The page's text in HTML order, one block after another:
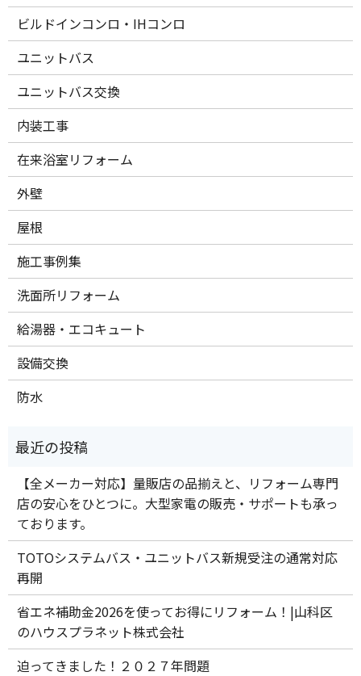
ビルドインコンロ・IHコンロ
ユニットバス
ユニットバス交換
内装工事
在来浴室リフォーム
外壁
屋根
施工事例集
洗面所リフォーム
給湯器・エコキュート
設備交換
防水
【全メーカー対応】量販店の品揃えと、リフォーム専門
店の安心をひとつに。大型家電の販売・サポートも承っ
ております。
TOTOシステムバス・ユニットバス新規受注の通常対応
再開
省エネ補助金2026を使ってお得にリフォーム！|山科区
のハウスプラネット株式会社
迫ってきました！２０２７年問題